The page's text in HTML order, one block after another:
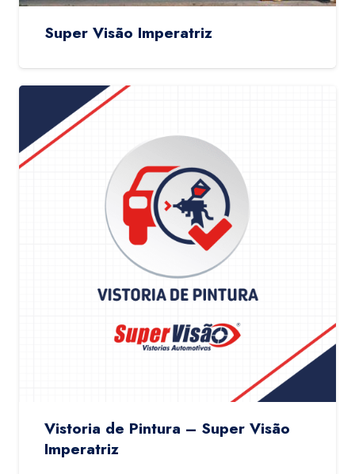
Super Visão Imperatriz
Vistoria de Pintura – Super Visão
Imperatriz